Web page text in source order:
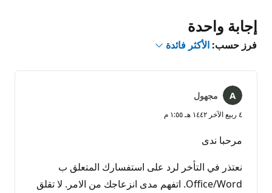
إجابة واحدة
فرز حسب: الأكثر فائدة
مجهول
٤ ربيع الآخر ١٤٤٢ هـ ١:٥٥ م
مرحبا ندى
نعتذر في التأخر لرد على استفسارك المتعلق ب
Office/Word. اتفهم مدى انزعاجك من الامر. لا تقلق